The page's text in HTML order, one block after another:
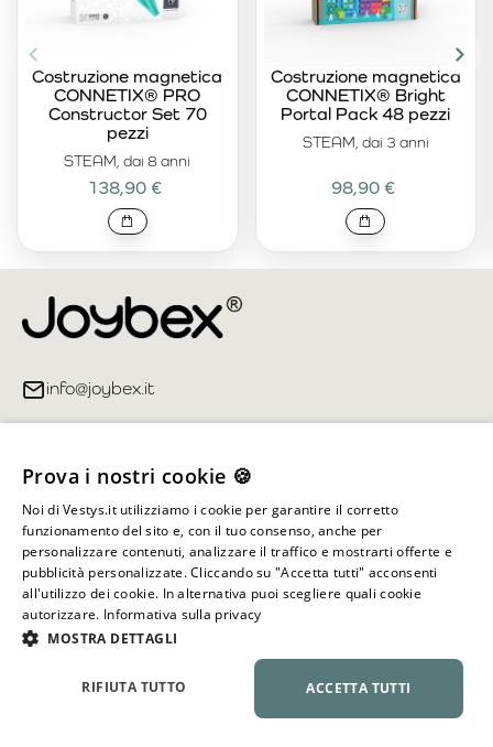
STEAM, dai 8 anni
Costruzione magnetica
CONNETIX® PRO
Constructor Set 70
pezzi
138,90 €
STEAM, dai 3 anni
Costruzione magnetica
CONNETIX® Bright
Portal Pack 48 pezzi
98,90 €
info@joybex.it
Account
Informazioni sul negozio
Tutti i diritti riservati ©
Prova i nostri cookie 🍪
Noi di Vestys.it utilizziamo i cookie per garantire il corretto
funzionamento del sito e, con il tuo consenso, anche per
personalizzare contenuti, analizzare il traffico e mostrarti offerte e
pubblicità personalizzate. Cliccando su "Accetta tutti" acconsenti
all'utilizzo dei cookie. In alternativa puoi scegliere quali cookie
autorizzare. Informativa sulla privacy
MOSTRA DETTAGLI
ACCETTA TUTTI
RIFIUTA TUTTO